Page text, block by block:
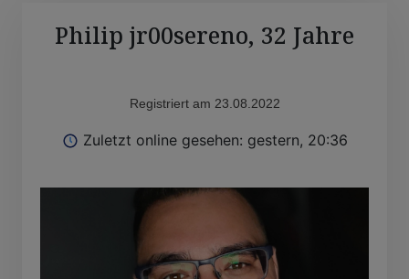
Philip jr00sereno, 32 Jahre
Registriert am 23.08.2022
Zuletzt online gesehen: gestern, 20:36